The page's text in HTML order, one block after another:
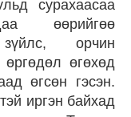
сурахаасаа
өөрийгөө
орчин
өргөдөл өгөхөд
өгсөн гэсэн.
иргэн байхад